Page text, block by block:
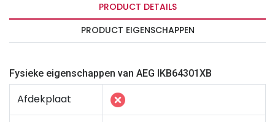
PRODUCT DETAILS
PRODUCT EIGENSCHAPPEN
Fysieke eigenschappen van AEG IKB64301XB
Afdekplaat